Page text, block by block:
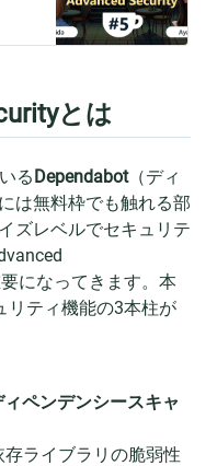
とは
るDependabot（ディ
は無料枠でも触れる部
ズレベルでセキュリテ
になってきます。本
リティ機能の3本柱が
ペンデンシースキャ
ライブラリの脆弱性